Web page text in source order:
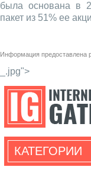
была основана в
пакет из 51% ее
Информация предоставлена
_.jpg">
КАТЕГОРИИ